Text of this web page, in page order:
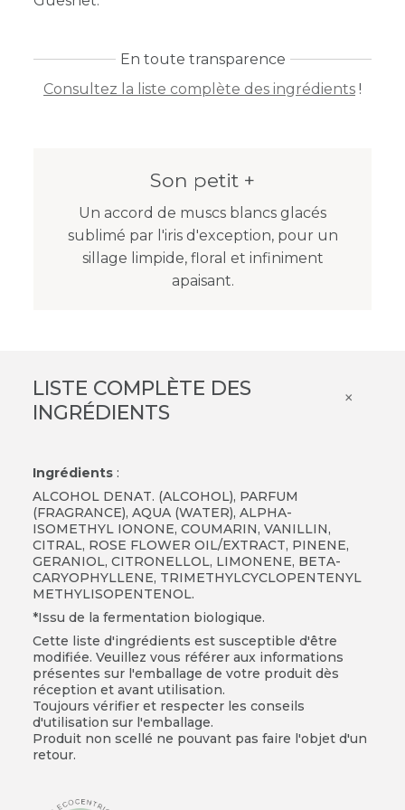
En toute transparence
Consultez la liste complète des ingrédients !
Son petit +
Un accord de muscs blancs glacés
sublimé par l'iris d'exception, pour un
sillage limpide, floral et infiniment
apaisant.
LISTE COMPLÈTE DES
INGRÉDIENTS
×
Ingrédients:
ALCOHOL DENAT. (ALCOHOL), PARFUM
(FRAGRANCE), AQUA (WATER), ALPHA-
ISOMETHYL IONONE, COUMARIN, VANILLIN,
CITRAL, ROSE FLOWER OIL/EXTRACT, PINENE,
GERANIOL, CITRONELLOL, LIMONENE, BETA-
CARYOPHYLLENE, TRIMETHYLCYCLOPENTENYL
METHYLISOPENTENOL.
*Issu de la fermentation biologique.
Cette liste d'ingrédients est susceptible d'être
modifiée. Veuillez vous référer aux informations
présentes sur l'emballage de votre produit dès
réception et avant utilisation.
Toujours vérifier et respecter les conseils
d'utilisation sur l'emballage.
Produit non scellé ne pouvant pas faire l'objet d'un
retour.